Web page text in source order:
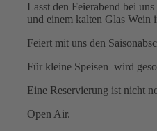
Lasst den Feierabend bei
und einem kalten Glas Wein
Feiert mit uns den
Für kleine Speisen wird
Eine Reservierung ist nicht
Open Air.